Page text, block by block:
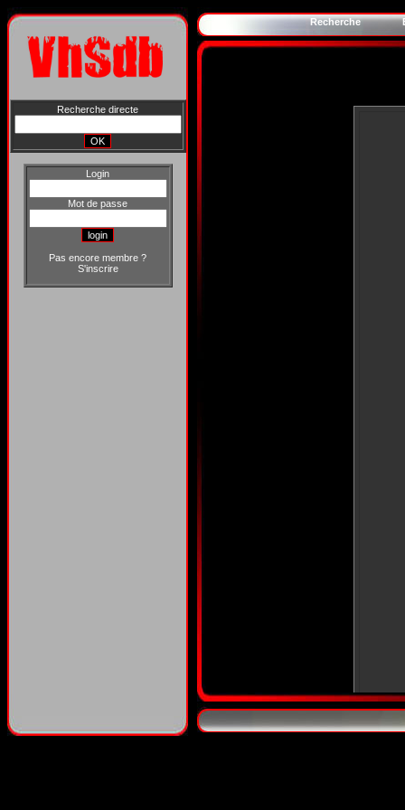
Recherche directe
Login
Mot de passe
Pas encore membre ?
S'inscrire
Recherche